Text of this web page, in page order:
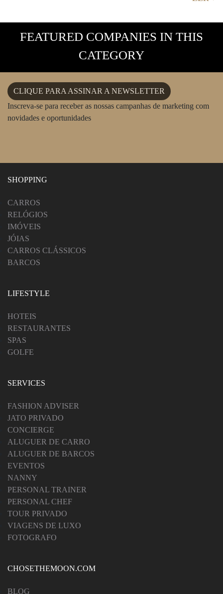
FEATURED COMPANIES IN THIS
CATEGORY
CLIQUE PARA ASSINAR A NEWSLETTER
Inscreva-se para receber as nossas campanhas de marketing com
novidades e oportunidades
SHOPPING
CARROS
RELÓGIOS
IMÓVEIS
JÓIAS
CARROS CLÁSSICOS
BARCOS
LIFESTYLE
HOTEIS
RESTAURANTES
SPAS
GOLFE
SERVICES
FASHION ADVISER
JATO PRIVADO
CONCIERGE
ALUGUER DE CARRO
ALUGUER DE BARCOS
EVENTOS
NANNY
PERSONAL TRAINER
PERSONAL CHEF
TOUR PRIVADO
VIAGENS DE LUXO
FOTOGRAFO
CHOSETHEMOON.COM
BLOG